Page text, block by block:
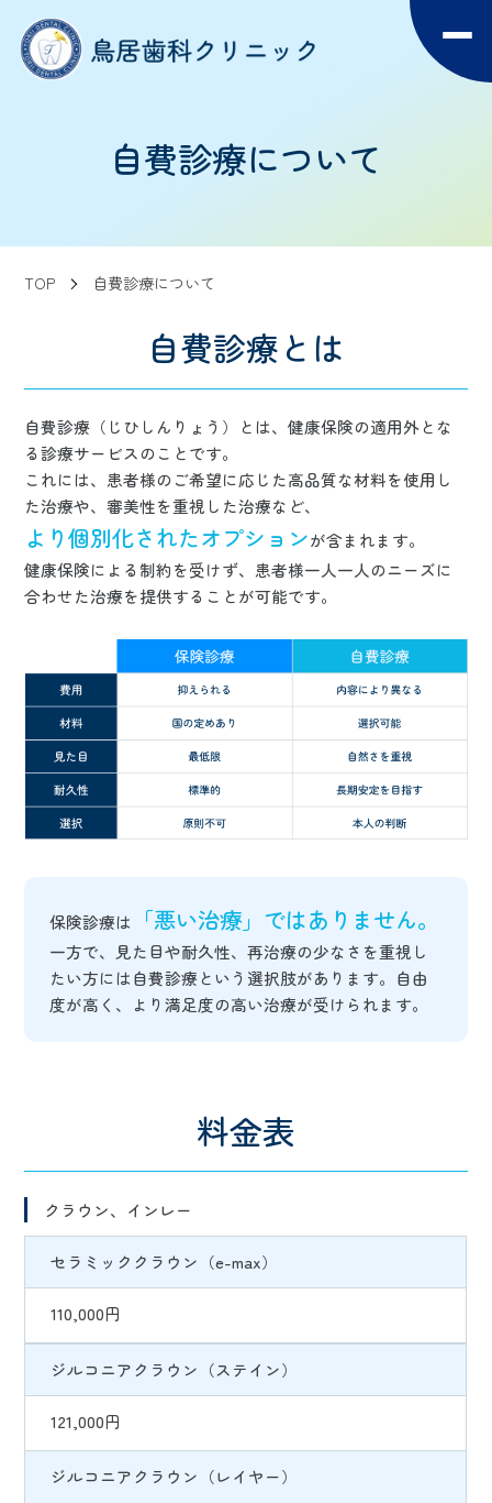
自費診療について
TOP 自費診療について
自費診療とは
自費診療（じひしんりょう）とは、健康保険の適用外とな
る診療サービスのことです。
これには、患者様のご希望に応じた高品質な材料を使用し
た治療や、審美性を重視した治療など、
より個別化されたオプションが含まれます。
健康保険による制約を受けず、患者様一人一人のニーズに
合わせた治療を提供することが可能です。
保険診療は 「悪い治療」ではありません。
一方で、見た目や耐久性、再治療の少なさを重視し
たい方には自費診療という選択肢があります。 自由
度が高く、より満足度の高い治療が受けられます。
料金表
クラウン、インレー
セラミッククラウン（e-max）
110,000円
ジルコニアクラウン（ステイン）
121,000円
ジルコニアクラウン（レイヤー）